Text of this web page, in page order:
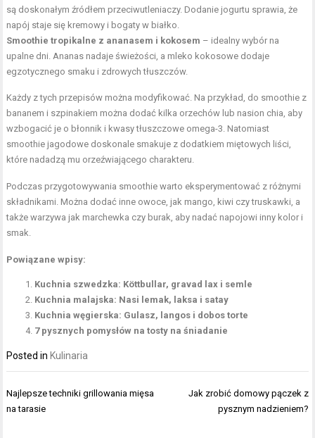
są doskonałym źródłem przeciwutleniaczy. Dodanie jogurtu sprawia, że
napój staje się kremowy i bogaty w białko.
Smoothie tropikalne z ananasem i kokosem – idealny wybór na
upalne dni. Ananas nadaje świeżości, a mleko kokosowe dodaje
egzotycznego smaku i zdrowych tłuszczów.
Każdy z tych przepisów można modyfikować. Na przykład, do smoothie z
bananem i szpinakiem można dodać kilka orzechów lub nasion chia, aby
wzbogacić je o błonnik i kwasy tłuszczowe omega-3. Natomiast
smoothie jagodowe doskonale smakuje z dodatkiem miętowych liści,
które nadadzą mu orzeźwiającego charakteru.
Podczas przygotowywania smoothie warto eksperymentować z różnymi
składnikami. Można dodać inne owoce, jak mango, kiwi czy truskawki, a
także warzywa jak marchewka czy burak, aby nadać napojowi inny kolor i
smak.
Powiązane wpisy:
Kuchnia szwedzka: Köttbullar, gravad lax i semle
Kuchnia malajska: Nasi lemak, laksa i satay
Kuchnia węgierska: Gulasz, langos i dobos torte
7 pysznych pomysłów na tosty na śniadanie
Posted in Kulinaria
Nawigacja
wpisu
Najlepsze techniki grillowania mięsa
na tarasie
Jak zrobić domowy pączek z
pysznym nadzieniem?